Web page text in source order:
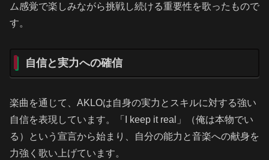
ム感覚で楽しみながら挑戦し続ける重要性を歌ったもので
す。
自信と実力への確信
楽曲を通じて、AKLOは自身の実力とスキルに対する強い
自信を表現しています。「I keep it real」（俺は本物でい
る）という宣言から始まり、自分の能力と音楽への献身を
力強く歌い上げています。